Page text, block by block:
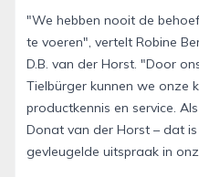
"We hebben nooit de
te voeren", vertelt Robine
D.B. van der Horst. "Door
Tielbürger kunnen we onze
productkennis en service.
Donat van der Horst – dat
gevleugelde uitspraak in